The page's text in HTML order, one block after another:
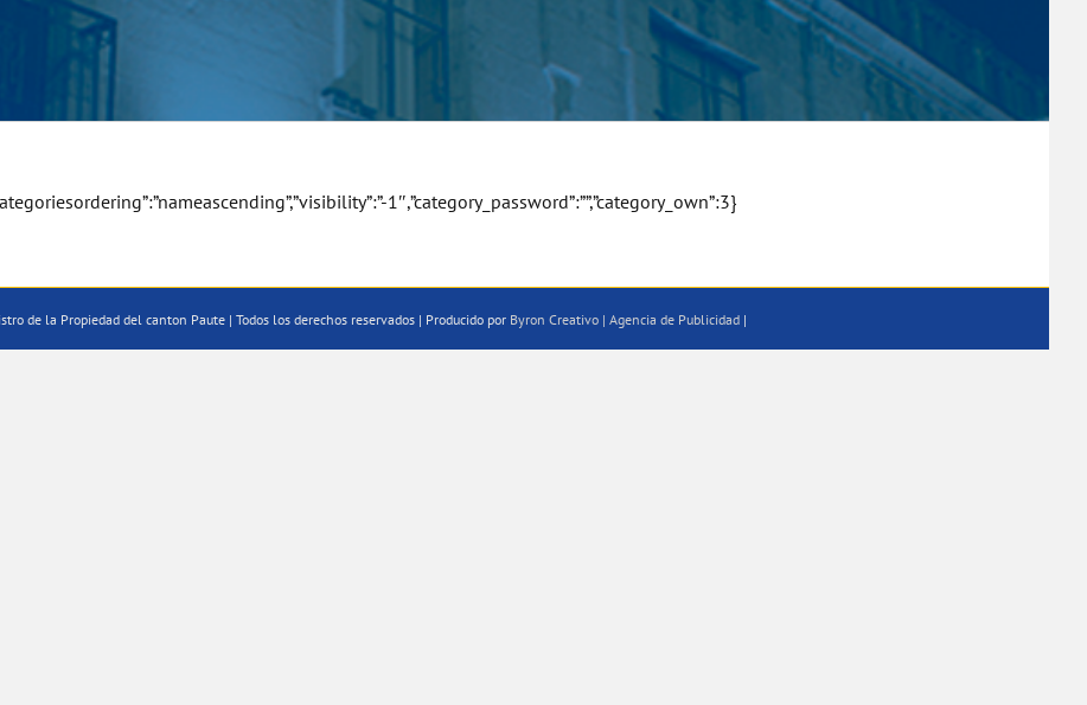
1″,”category_password”:””,”category_own”:3}
de la Propiedad del canton Paute | Todos los derechos reservados | Producido por Byron Creativo | Agencia de Publicidad|